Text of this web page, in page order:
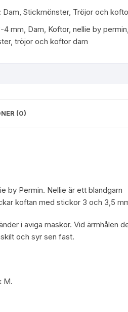
Dam,Stickmönster, Tröjor och
4 mm, Dam, Koftor,nellie by permin
,tröjor och koftor dam
(0)
by Permin. Nellie är ett blandgarn
koftan med stickor 3 och 3,5
i aviga maskor. Vid ärmhålen
och syr sen fast.
M.